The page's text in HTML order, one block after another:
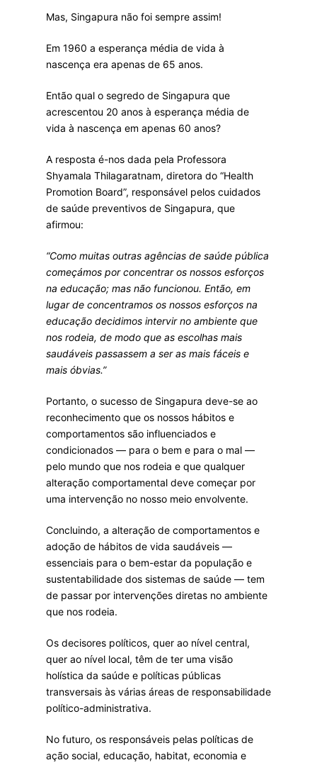
Mas, Singapura não foi sempre assim!
Em 1960 a esperança média de vida à
nascença era apenas de 65 anos.
Então qual o segredo de Singapura que
acrescentou 20 anos à esperança média de
vida à nascença em apenas 60 anos?
A resposta é-nos dada pela Professora
Shyamala Thilagaratnam, diretora do “Health
Promotion Board”, responsável pelos cuidados
de saúde preventivos de Singapura, que
afirmou:
“Como muitas outras agências de saúde pública
começámos por concentrar os nossos esforços
na educação; mas não funcionou. Então, em
lugar de concentramos os nossos esforços na
educação decidimos intervir no ambiente que
nos rodeia, de modo que as escolhas mais
saudáveis passassem a ser as mais fáceis e
mais óbvias.”
Portanto, o sucesso de Singapura deve-se ao
reconhecimento que os nossos hábitos e
comportamentos são influenciados e
condicionados — para o bem e para o mal —
pelo mundo que nos rodeia e que qualquer
alteração comportamental deve começar por
uma intervenção no nosso meio envolvente.
Concluindo, a alteração de comportamentos e
adoção de hábitos de vida saudáveis —
essenciais para o bem-estar da população e
sustentabilidade dos sistemas de saúde — tem
de passar por intervenções diretas no ambiente
que nos rodeia.
Os decisores políticos, quer ao nível central,
quer ao nível local, têm de ter uma visão
holística da saúde e políticas públicas
transversais às várias áreas de responsabilidade
político-administrativa.
No futuro, os responsáveis pelas políticas de
ação social, educação, habitat, economia e